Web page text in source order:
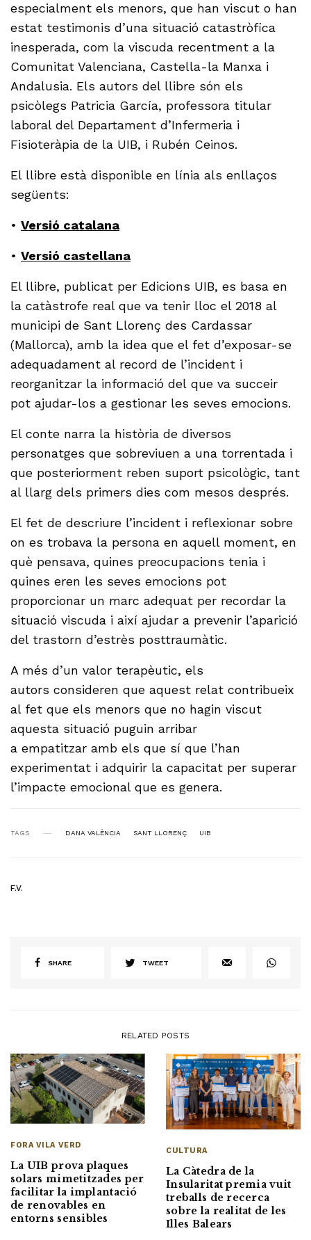
especialment els menors, que han viscut o han
estat testimonis d’una situació catastròfica
inesperada, com la viscuda recentment a la
Comunitat Valenciana, Castella-la Manxa i
Andalusia. Els autors del llibre són els
psicòlegs Patricia García, professora titular
laboral del Departament d’Infermeria i
Fisioteràpia de la UIB, i Rubén Ceinos.
El llibre està disponible en línia als enllaços
següents:
•Versió catalana
•Versió castellana
El llibre, publicat per Edicions UIB, es basa en
la catàstrofe real que va tenir lloc el 2018 al
municipi de Sant Llorenç des Cardassar
(Mallorca), amb la idea que el fet d’exposar-se
adequadament al record de l’incident i
reorganitzar la informació del que va succeir
pot ajudar-los a gestionar les seves emocions.
El conte narra la història de diversos
personatges que sobreviuen a una torrentada i
que posteriorment reben suport psicològic, tant
al llarg dels primers dies com mesos després.
El fet de descriure l’incident i reflexionar sobre
on es trobava la persona en aquell moment, en
què pensava, quines preocupacions tenia i
quines eren les seves emocions pot
proporcionar un marc adequat per recordar la
situació viscuda i així ajudar a prevenir l’aparició
del trastorn d’estrès posttraumàtic.
A més d’un valor terapèutic, els
autors consideren que aquest relat contribueix
al fet que els menors que no hagin viscut
aquesta situació puguin arribar
a empatitzar amb els que sí que l’han
experimentat i adquirir la capacitat per superar
l’impacte emocional que es genera.
TAGS DANA VALÈNCIA SANT LLORENÇ UIB
F.V.
SHARE TWEET
RELATED POSTS
FORA VILA VERD
La UIB prova plaques
solars mimetitzades per
facilitar la implantació
de renovables en
entorns sensibles
CULTURA
La Càtedra de la
Insularitat premia vuit
treballs de recerca
sobre la realitat de les
Illes Balears